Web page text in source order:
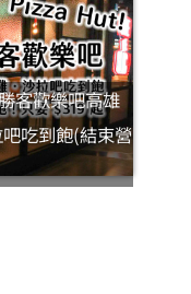
客歡樂吧高雄
吃到飽(結束營